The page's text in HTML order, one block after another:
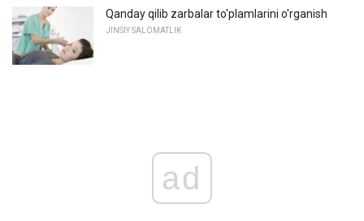
Qanday qilib zarbalar to'plamlarini o'rganish
JINSIY SALOMATLIK
ad